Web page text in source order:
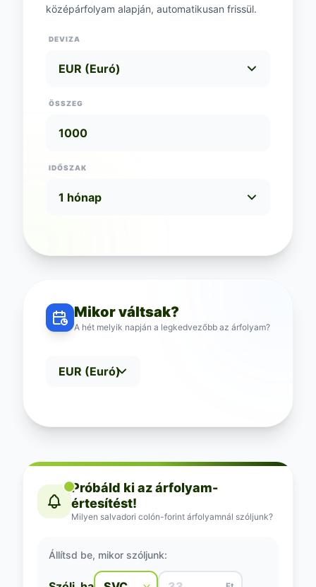
középárfolyam alapján, automatikusan frissül.
DEVIZA
ÖSSZEG
IDŐSZAK
Mikor váltsak?
A hét melyik napján a legkedvezőbb az árfolyam?
Próbáld ki az árfolyam-
értesítést!
Milyen salvadori colón-forint árfolyamnál szóljunk?
Állítsd be, mikor szóljunk: